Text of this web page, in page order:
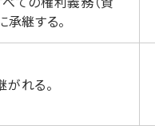
承継する。
れる。